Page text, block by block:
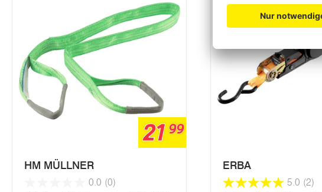
21 99
HM MÜLLNER
0.0 (0)
ERBA
5.0 (2)